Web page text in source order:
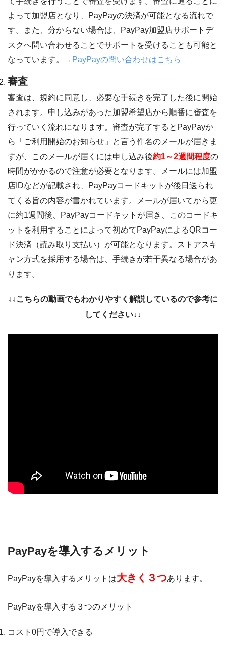
よって加盟店となり、PayPayの決済が可能となる流れで
す。また、分からない場合は、PayPay加盟店サポートデ
スクへ問い合わせることでサポートを受けることも可能と
なっています。
→PayPayの問い合わせはこちら
審査
審査は、規約に同意し、必要な手続きを完了した後に開始
されます。申し込みがあった加盟希望店から順番に審査を
行っていく流れになります。審査が完了するとPayPayか
ら「ご利用開始のお知らせ」と言う件名のメールが届きま
すが、このメールが届くには申し込み後約1～2週間程度の
時間がかかるので注意が必要となります。メールには加盟
店IDなどが記載され、PayPayコードキットが後日送られ
てくる旨の内容が書かれています。メールが届いてから更
に約1週間後、PayPayコードキットが届き、このコードキ
ットを利用することによって初めてPayPayによるQRコー
ド決済（読み取り支払い）が可能となります。ストアスキ
ャン方式を採用する場合は、手続きが若干異なる場合があ
ります。
↓↓こちらの動画でもわかりやすく解説しているので参考に
してください↓↓
PayPayを導入するメリット
PayPayを導入するメリットは大きく３つあります。
PayPayを導入する３つのメリット
コスト0円で導入できる